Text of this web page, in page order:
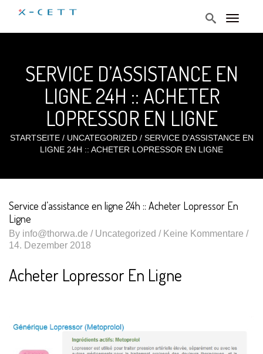
T
e
n
a
i
SERVICE D’ASSISTANCE EN
LIGNE 24H :: ACHETER
LOPRESSOR EN LIGNE
STARTSEITE/ UNCATEGORIZED/ SERVICE D’ASSISTANCE EN
LIGNE 24H :: ACHETER LOPRESSOR EN LIGNE
Service d’assistance en ligne 24h :: Acheter Lopressor En
Ligne
By info@thorwa.de / Uncategorized / Keine Kommentare /
14. Dezember 2018
Acheter Lopressor En Ligne